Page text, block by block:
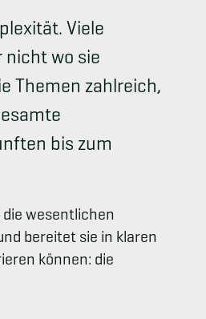
Viele
nicht wo sie
Themen zahlreich,
bis zum
wesentlichen
bereitet sie in klaren
können: die